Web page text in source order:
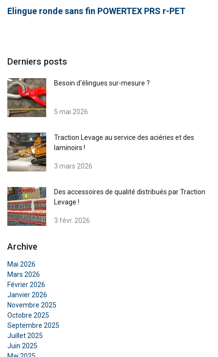
Elingue ronde sans fin POWERTEX PRS r-PET
Derniers posts
Besoin d'élingues sur-mesure ?
5 mai 2026
Traction Levage au service des aciéries et des
laminoirs !
3 mars 2026
Des accessoires de qualité distribués par Traction
Levage !
3 févr. 2026
Archive
Mai 2026
Mars 2026
Février 2026
Janvier 2026
Novembre 2025
Octobre 2025
Septembre 2025
Juillet 2025
Juin 2025